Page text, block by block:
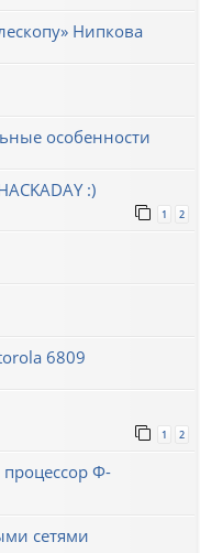
Нипкова
особенности
:)
1 2
6809
1 2
Ф-
сетями